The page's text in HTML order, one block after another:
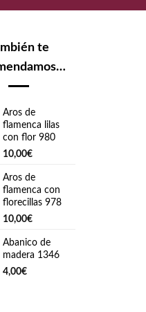
te
Aros de
flamenca lilas
con flor 980
10,00€
Aros de
flamenca con
florecillas 978
10,00€
Abanico de
madera 1346
4,00€